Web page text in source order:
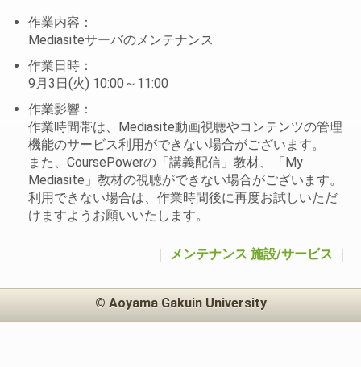
作業内容：
Mediasiteサーバのメンテナンス
作業日時：
9月3日(火) 10:00～11:00
作業影響：
作業時間帯は、Mediasite動画視聴やコンテンツの管理
機能のサービス利用ができない場合がございます。
また、CoursePowerの「講義配信」教材、「My
Mediasite」教材の視聴ができない場合がございます。
利用できない場合は、作業時間後に再度お試しいただ
けますようお願いいたします。
メンテナンス 施設/サービス
© Aoyama Gakuin University